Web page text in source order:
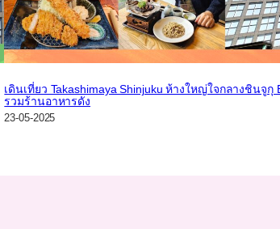
เดินเที่ยว Takashimaya Shinjuku ห้างใหญ่ใจกลางชินจูกุ
รวมร้านอาหารดัง
23-05-2025